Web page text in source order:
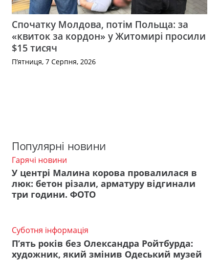
Спочатку Молдова, потім Польща: за
«квиток за кордон» у Житомирі просили
$15 тисяч
П’ятниця, 7 Серпня, 2026
Популярні новини
Гарячі новини
У центрі Малина корова провалилася в
люк: бетон різали, арматуру відгинали
три години. ФОТО
Суботня інформація
П’ять років без Олександра Ройтбурда:
художник, який змінив Одеський музей